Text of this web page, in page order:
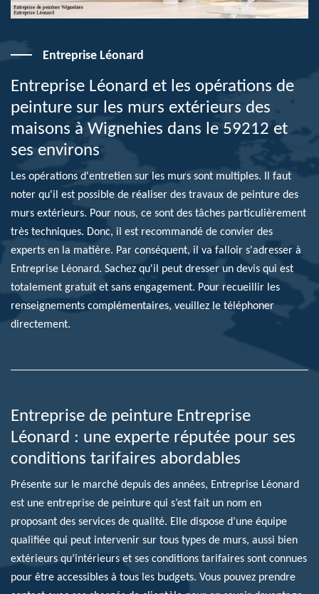
Entreprise Léonard
Entreprise Léonard et les opérations de
peinture sur les murs extérieurs des
maisons à Wignehies dans le 59212 et
ses environs
Les opérations d'entretien sur les murs sont multiples. Il faut
noter qu'il est possible de réaliser des travaux de peinture des
murs extérieurs. Pour nous, ce sont des tâches particulièrement
très techniques. Donc, il est recommandé de convier des
experts en la matière. Par conséquent, il va falloir s'adresser à
Entreprise Léonard. Sachez qu'il peut dresser un devis qui est
totalement gratuit et sans engagement. Pour recueillir les
renseignements complémentaires, veuillez le téléphoner
directement.
Entreprise de peinture Entreprise
Léonard : une experte réputée pour ses
conditions tarifaires abordables
Présente sur le marché depuis des années, Entreprise Léonard
est une entreprise de peinture qui s’est fait un nom en
proposant des services de qualité. Elle dispose d’une équipe
qualifiée qui peut intervenir sur tous types de murs, aussi bien
extérieurs qu’intérieurs et ses conditions tarifaires sont connues
pour être accessibles à tous les budgets. Vous pouvez prendre